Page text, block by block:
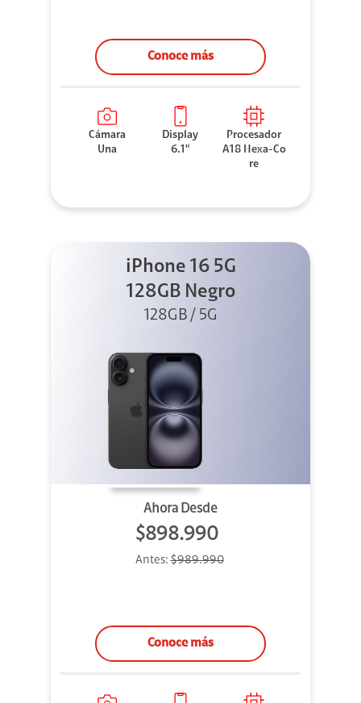
Conoce más
Cámara
Una
Display
6.1"
Procesador
A18 Hexa-Co
re
iPhone 16 5G
128GB Negro
128GB / 5G
Ahora Desde
$898.990
Antes:$989.990
Conoce más